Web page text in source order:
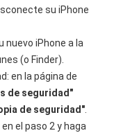
su iPhone
nuevo iPhone a la
(o Finder).
en la página de
de seguridad"
de seguridad".
el paso 2 y haga